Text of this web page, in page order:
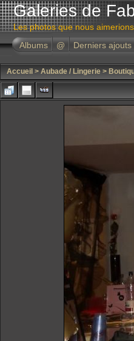
Galeries de
Les photos que nous
Albums
@ Derniers ajouts
Accueil > Aubade / Lingerie >